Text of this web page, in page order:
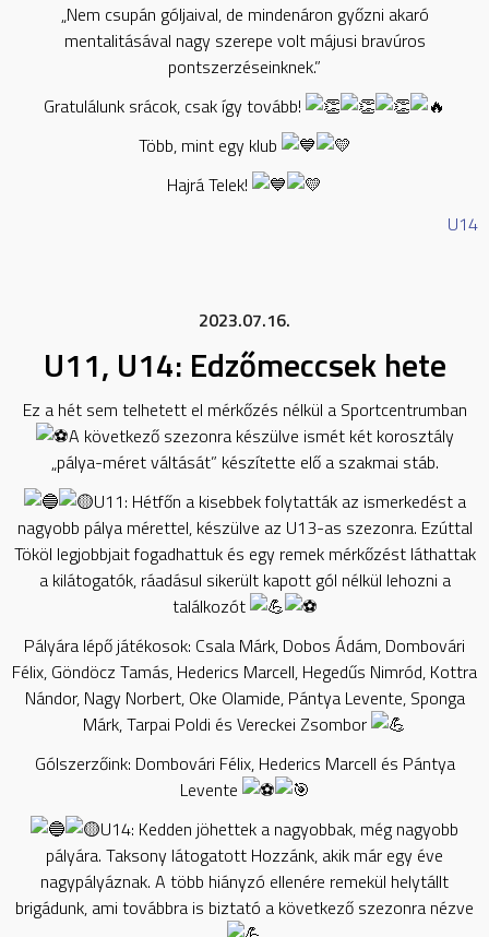
„Nem csupán góljaival, de mindenáron győzni akaró
mentalitásával nagy szerepe volt májusi bravúros
pontszerzéseinknek.”
Gratulálunk srácok, csak így tovább!
Több, mint egy klub
Hajrá Telek!
U14
2023.07.16.
U11, U14: Edzőmeccsek hete
Ez a hét sem telhetett el mérkőzés nélkül a Sportcentrumban
A következő szezonra készülve ismét két korosztály
„pálya-méret váltását” készítette elő a szakmai stáb.
U11: Hétfőn a kisebbek folytatták az ismerkedést a
nagyobb pálya mérettel, készülve az U13-as szezonra. Ezúttal
Tököl legjobbjait fogadhattuk és egy remek mérkőzést láthattak
a kilátogatók, ráadásul sikerült kapott gól nélkül lehozni a
találkozót
Pályára lépő játékosok: Csala Márk, Dobos Ádám, Dombovári
Félix, Göndöcz Tamás, Hederics Marcell, Hegedűs Nimród, Kottra
Nándor, Nagy Norbert, Oke Olamide, Pántya Levente, Sponga
Márk, Tarpai Poldi és Vereckei Zsombor
Gólszerzőink: Dombovári Félix, Hederics Marcell és Pántya
Levente
U14: Kedden jöhettek a nagyobbak, még nagyobb
pályára. Taksony látogatott Hozzánk, akik már egy éve
nagypályáznak. A több hiányzó ellenére remekül helytállt
brigádunk, ami továbbra is biztató a következő szezonra nézve